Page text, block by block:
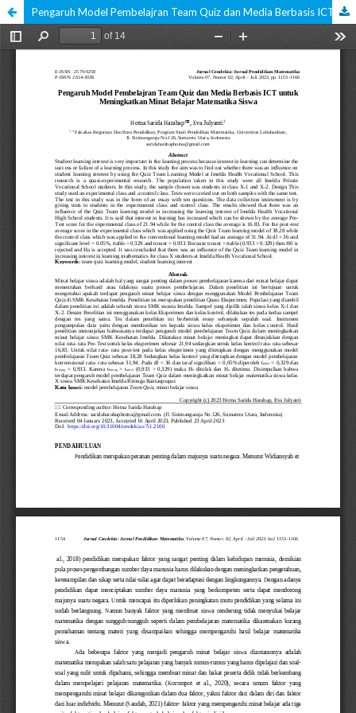
Pengaruh Model Pembelajran Team Quiz dan Media Berbasis ICT untuk Meningkatkan Minat Belajar Matematika Siswa